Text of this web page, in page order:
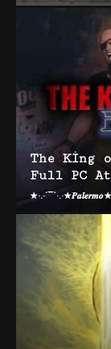
The King
Full PC